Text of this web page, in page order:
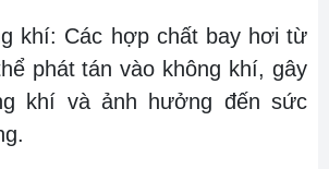
khí: Các hợp chất bay hơi từ
phát tán vào không khí, gây
khí và ảnh hưởng đến sức